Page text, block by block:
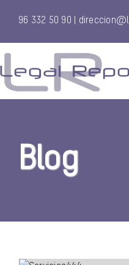
96 332 50 90
Blog